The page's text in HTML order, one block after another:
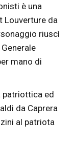
è una
Louverture da
riuscì
mano di
patriottica ed
da Caprera
al patriota